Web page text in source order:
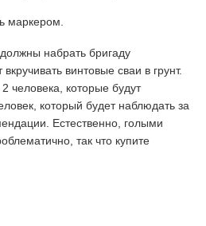
маркером.
набрать бригаду
винтовые сваи в грунт.
человека, которые будут
который будет наблюдать за
Естественно, голыми
так что купите